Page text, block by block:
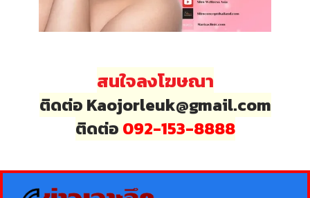
สนใจลงโฆษณา
ติดต่อ Kaojorleuk@gmail.com
ติดต่อ 092-153-8888